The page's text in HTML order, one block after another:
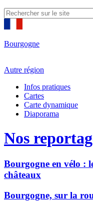
Bourgogne
Autre région
Infos pratiques
Cartes
Carte dynamique
Diaporama
Nos
Bourgogne en vélo :
châteaux
Bourgogne, sur la